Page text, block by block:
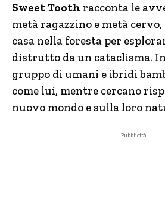
Sweet Tooth racconta le
metà ragazzino e metà
casa nella foresta per
distrutto da un cataclisma.
gruppo di umani e ibridi
come lui, mentre cercano
nuovo mondo e sulla loro
- Pubblicità -